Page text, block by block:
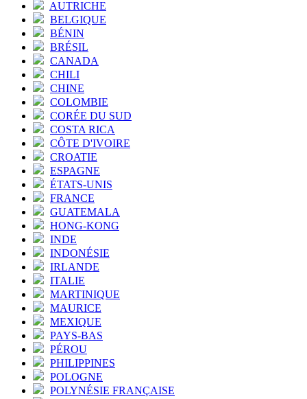
AUTRICHE
BELGIQUE
BÉNIN
BRÉSIL
CANADA
CHILI
CHINE
COLOMBIE
CORÉE DU SUD
COSTA RICA
CÔTE D'IVOIRE
CROATIE
ESPAGNE
ÉTATS-UNIS
FRANCE
GUATEMALA
HONG-KONG
INDE
INDONÉSIE
IRLANDE
ITALIE
MARTINIQUE
MAURICE
MEXIQUE
PAYS-BAS
PÉROU
PHILIPPINES
POLOGNE
POLYNÉSIE FRANÇAISE